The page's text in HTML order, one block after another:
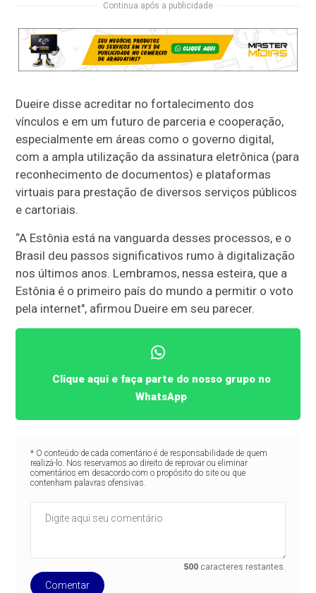
Continua após a publicidade
Dueire disse acreditar no fortalecimento dos
vínculos e em um futuro de parceria e cooperação,
especialmente em áreas como o governo digital,
com a ampla utilização da assinatura eletrônica (para
reconhecimento de documentos) e plataformas
virtuais para prestação de diversos serviços públicos
e cartoriais.
“A Estônia está na vanguarda desses processos, e o
Brasil deu passos significativos rumo à digitalização
nos últimos anos. Lembramos, nessa esteira, que a
Estônia é o primeiro país do mundo a permitir o voto
pela internet", afirmou Dueire em seu parecer.
Clique aqui e faça parte do nosso grupo no
WhatsApp
* O conteúdo de cada comentário é de responsabilidade de quem
realizá-lo. Nos reservamos ao direito de reprovar ou eliminar
comentários em desacordo com o propósito do site ou que
contenham palavras ofensivas.
500 caracteres restantes.
Comentar